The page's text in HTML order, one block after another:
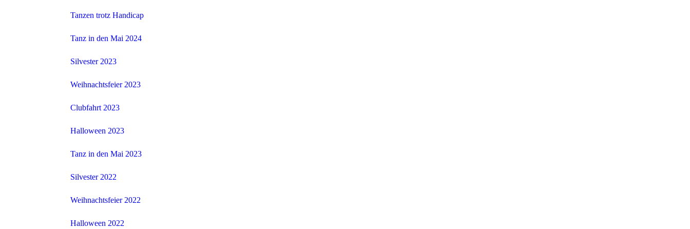
Tanzen trotz Handicap
Tanz in den Mai 2024
Silvester 2023
Weihnachtsfeier 2023
Clubfahrt 2023
Halloween 2023
Tanz in den Mai 2023
Silvester 2022
Weihnachtsfeier 2022
Halloween 2022